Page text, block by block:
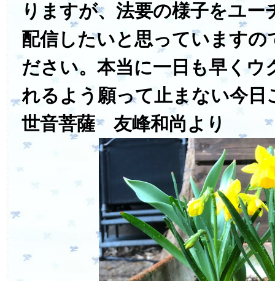
りますが、法要の様子をユー
配信したいと思っていますの
ださい。本当に一日も早くウ
れるよう願って止まない今日
世音菩薩 友峰和尚より